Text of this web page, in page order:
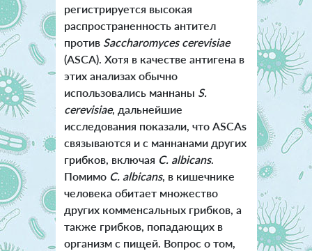
регистрируется высокая
распространенность антител
против Saccharomyces cerevisiae
(ASCA). Хотя в качестве антигена в
этих анализах обычно
использовались маннаны S.
cerevisiae, дальнейшие
исследования показали, что ASCAs
связываются и с маннанами других
грибков, включая C. albicans.
Помимо C. albicans, в кишечнике
человека обитает множество
других комменсальных грибков, а
также грибков, попадающих в
организм с пищей. Вопрос о том,